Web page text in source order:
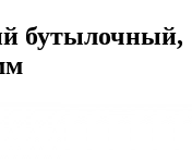
бутылочный,